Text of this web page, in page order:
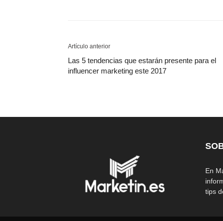
Artículo anterior
Las 5 tendencias que estarán presente para el
influencer marketing este 2017
En
tips